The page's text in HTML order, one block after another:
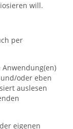
will.
per
oder eben
auslesen
eigenen